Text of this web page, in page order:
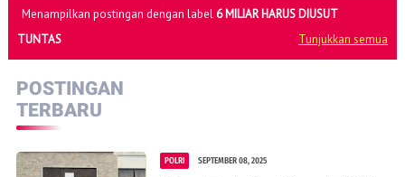
Menampilkan postingan dengan label 6 MILIAR HARUS DIUSUT
TUNTAS
Tunjukkan semua
POSTINGAN
TERBARU
POLRI SEPTEMBER 08, 2025